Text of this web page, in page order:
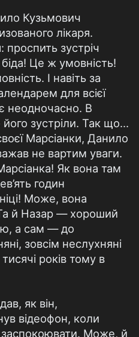
Кузьмович
лікаря.
проспить зустріч
Це ж умовність!
І навіть за
для всієї
неодночасно. В
його зустріли. Так що…
Марсіанки, Данило
не вартим уваги.
Як вона там
годин
Може, вона
й Назар — хороший
а сам — до
зовсім неслухняні
тисячі років тому в
як він,
відеофон, коли
заспокоювати. Може, й